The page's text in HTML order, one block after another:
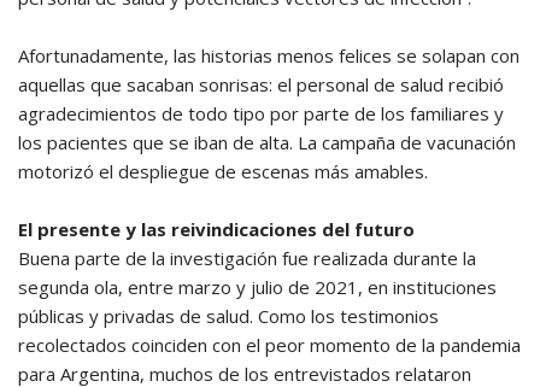
Afortunadamente, las historias menos felices se solapan con
aquellas que sacaban sonrisas: el personal de salud recibió
agradecimientos de todo tipo por parte de los familiares y
los pacientes que se iban de alta. La campaña de vacunación
motorizó el despliegue de escenas más amables.
El presente y las reivindicaciones del futuro
Buena parte de la investigación fue realizada durante la
segunda ola, entre marzo y julio de 2021, en instituciones
públicas y privadas de salud. Como los testimonios
recolectados coinciden con el peor momento de la pandemia
para Argentina, muchos de los entrevistados relataron